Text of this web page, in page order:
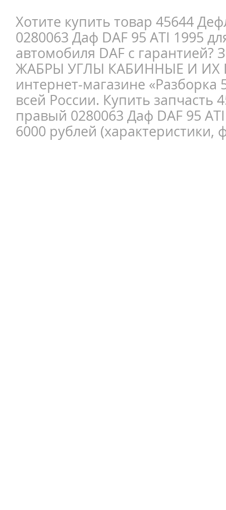
Хотите купить товар 45644
0280063 Даф DAF 95 ATI 1995
автомобиля DAF с
ЖАБРЫ УГЛЫ КАБИННЫЕ И ИХ
интернет-магазине «Разборка
всей России. Купить запчасть
правый 0280063 Даф DAF 95
6000 рублей (характеристики,